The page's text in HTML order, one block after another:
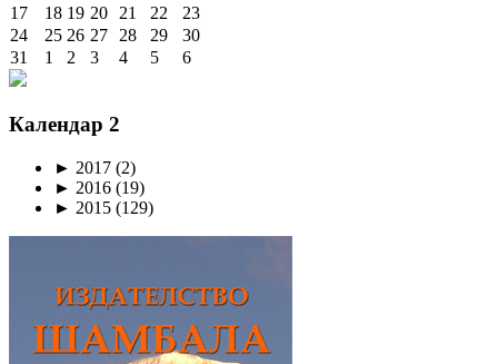
17
18 19 20 21 22
23
24
25 26 27 28 29
30
31
1 2 3 4 5 6
Календар 2
► 2017 (2)
► 2016 (19)
► 2015 (129)